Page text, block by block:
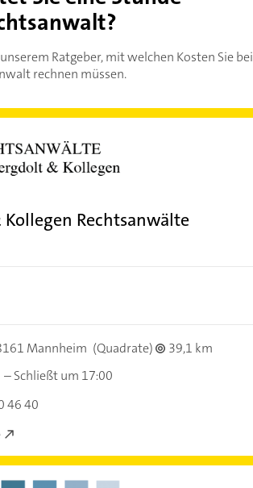
Ratgeber, mit welchen Kosten Sie bei
rechnen müssen.
Rechtsanwälte
Mannheim (Quadrate)
39,1 km
Schließt um 17:00
46 40